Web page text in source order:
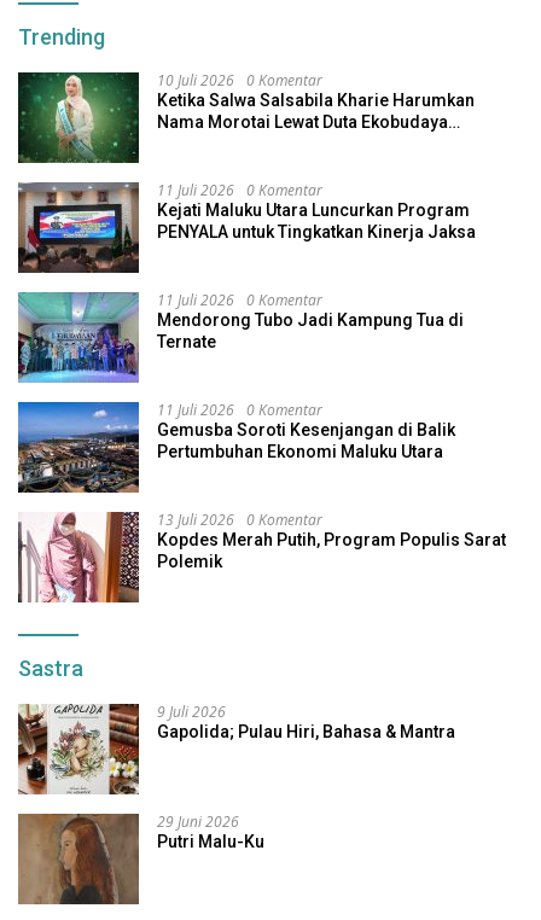
Trending
10 Juli 2026 0 Komentar
Ketika Salwa Salsabila Kharie Harumkan
Nama Morotai Lewat Duta Ekobudaya
11 Juli 2026 0 Komentar
Kejati Maluku Utara Luncurkan Program
PENYALA untuk Tingkatkan Kinerja Jaksa
11 Juli 2026 0 Komentar
Mendorong Tubo Jadi Kampung Tua di
Ternate
11 Juli 2026 0 Komentar
Gemusba Soroti Kesenjangan di Balik
Pertumbuhan Ekonomi Maluku Utara
13 Juli 2026 0 Komentar
Kopdes Merah Putih, Program Populis Sarat
Polemik
Sastra
9 Juli 2026
Gapolida; Pulau Hiri, Bahasa & Mantra
29 Juni 2026
Putri Malu-Ku